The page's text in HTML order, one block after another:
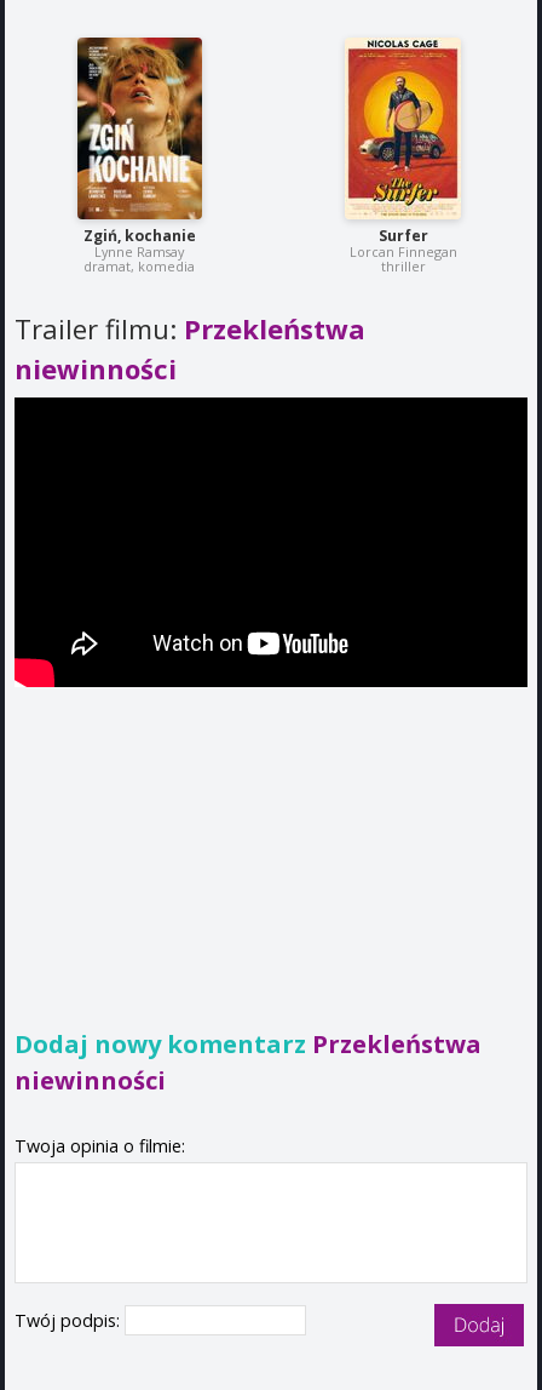
Zgiń, kochanie
Lynne Ramsay
dramat, komedia
Surfer
Lorcan Finnegan
thriller
Trailer filmu: Przekleństwa
niewinności
Dodaj nowy komentarz Przekleństwa
niewinności
Twoja opinia o filmie:
Twój podpis: